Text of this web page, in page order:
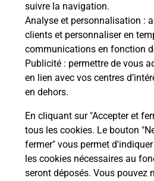
suivre la navigation.
Analyse et personnalisation :
clients et personnaliser en
communications en fonction
Publicité : permettre de vous
en lien avec vos centres
en dehors.
En cliquant sur "Accepter et
tous les cookies. Le bouton
fermer" vous permet
les cookies nécessaires au
seront déposés. Vous pouvez
Envoyer un colis
STE MARIE (64400) ?
solutions proposées par La
En savoir plus